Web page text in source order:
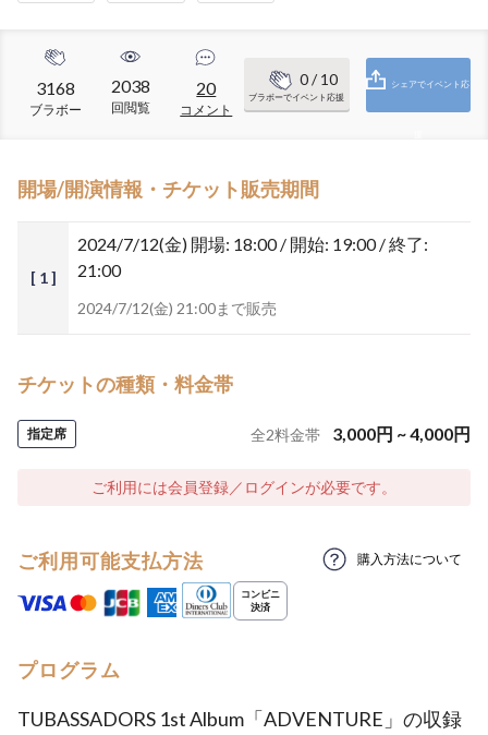
3168
ブラボー
2038
回閲覧
20
コメント
0/ 10
ブラボーでイベント応援
シェアでイベント応
開場/開演情報・チケット販売期間
[ 1 ]
2024/7/12(金) 開場: 18:00 / 開始: 19:00 / 終了:
21:00
2024/7/12(金) 21:00まで販売
チケットの種類・料金帯
指定席 全2料金帯 3,000円 ~4,000円
ご利用には会員登録／ログインが必要です。
ご利用可能支払方法 購入方法について
プログラム
TUBASSADORS 1st Album「ADVENTURE」の収録